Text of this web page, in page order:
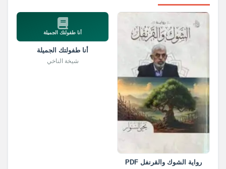
رواية الشوك والقرنفل PDF
أنا طفولتك الجميلة
أنا طفولتك الجميلة
شيخة الناخي